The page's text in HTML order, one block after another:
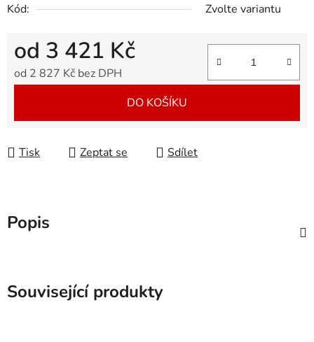
Kód:
Zvolte variantu
od 3 421 Kč
od 2 827 Kč bez DPH
DO KOŠÍKU
Tisk Zeptat se Sdílet
Popis
Související produkty